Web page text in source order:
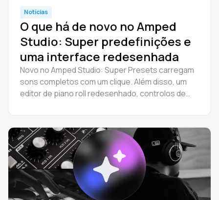
Notícias
O que há de novo no Amped
Studio: Super predefinições e
uma interface redesenhada
Novo no Amped Studio: Super Presets carregam
sons completos com um clique. Além disso, um
editor de piano roll redesenhado, controlos de